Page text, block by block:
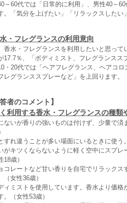
～60代では「日常的に利用」、男性40～
。「気分を上げたい」「リラックスした
・フレグランスの利用意向
香水・フレグランスを利用したいと思っ
17.7％、「ボディミスト、フレグランスス
・20代では「ヘアフレグランス、ヘアコ
レグランススプレーなど」を上回ります。
答者のコメント】
利用する香水・フレグランスの種
ないが香りの強いものは付けず、少量で
すれ違うことが多い場面にいるときに使う
がキツくならないように軽く空中にスプ
18歳）
コレートなど甘い香りを自宅でリラック
（女性36歳）
ィミストを使用しています。香水より価
。（女性53歳）